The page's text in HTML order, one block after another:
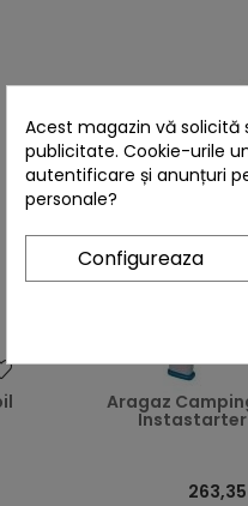
Aragaz
Acest magazin vă
publicitate. Cookie-urile
autentificare și anunțuri
personale?
Configureaza